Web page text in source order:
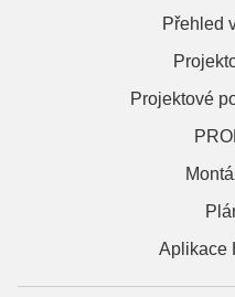
Přehled
Projektové
Aplikace